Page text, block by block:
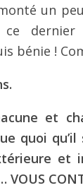
un
dernier
bénie !
et
quoi
et
VOUS